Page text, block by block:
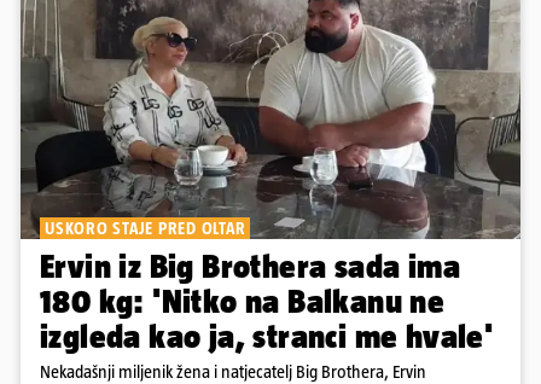
USKORO STAJE PRED OLTAR
Ervin iz Big Brothera sada ima
180 kg: 'Nitko na Balkanu ne
izgleda kao ja, stranci me hvale'
Nekadašnji miljenik žena i natjecatelj Big Brothera, Ervin